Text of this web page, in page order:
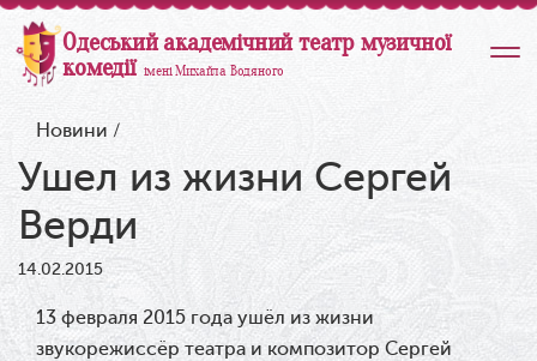
Одеський академічний театр музичної
комедії імені Михайла Водяного
Новини /
Ушел из жизни Сергей
Верди
14.02.2015
13 февраля 2015 года ушёл из жизни
звукорежиссёр театра и композитор Сергей